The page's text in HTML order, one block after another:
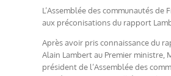
L’Assemblée des communautés
aux préconisations du rapport
Après avoir pris connaissance du
Alain Lambert au Premier ministre,
président de l’Assemblée des